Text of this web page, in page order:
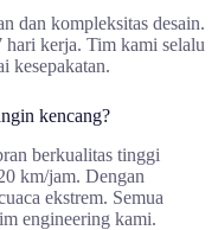
dan kompleksitas desain.
hari kerja. Tim kami selalu
kesepakatan.
kencang?
berkualitas tinggi
km/jam. Dengan
ekstrem. Semua
engineering kami.